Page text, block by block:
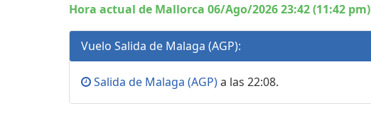
Hora actual de Mallorca 06/Ago/2026 23:42 (11:42 pm)
Vuelo Salida de Malaga (AGP):
Salida de Malaga (AGP)a las 22:08.